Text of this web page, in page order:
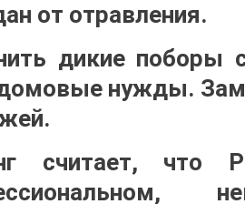
от отравления.
дикие поборы
нужды.
считает, что